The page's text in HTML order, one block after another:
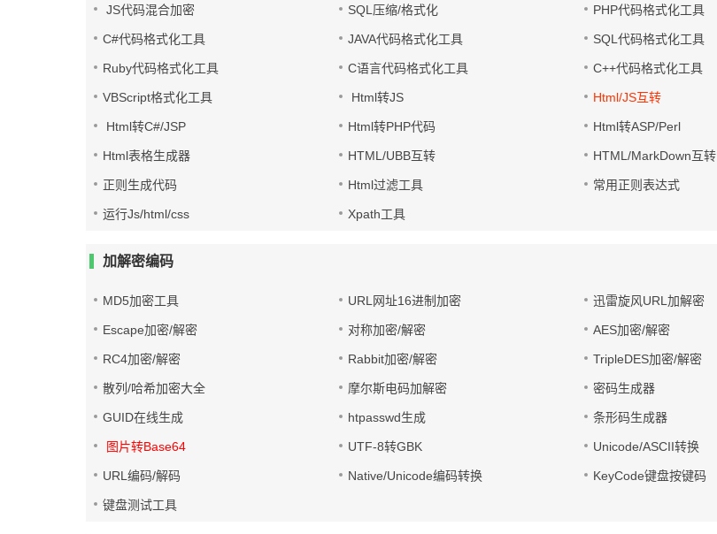
JS代码混合加密 SQL压缩/格式化 PHP代码格式化工具
C#代码格式化工具 JAVA代码格式化工具 SQL代码格式化工具
Ruby代码格式化工具 C语言代码格式化工具 C++代码格式化工具
VBScript格式化工具 Html转JS Html/JS互转
Html转C#/JSP Html转PHP代码 Html转ASP/Perl
Html表格生成器 HTML/UBB互转 HTML/MarkDown互转
正则生成代码 Html过滤工具 常用正则表达式
运行Js/html/css Xpath工具
加解密编码
MD5加密工具 URL网址16进制加密 迅雷旋风URL加解密
Escape加密/解密 对称加密/解密 AES加密/解密
RC4加密/解密 Rabbit加密/解密 TripleDES加密/解密
散列/哈希加密大全 摩尔斯电码加解密 密码生成器
GUID在线生成 htpasswd生成 条形码生成器
图片转Base64 UTF-8转GBK Unicode/ASCII转换
URL编码/解码 Native/Unicode编码转换 KeyCode键盘按键码
键盘测试工具